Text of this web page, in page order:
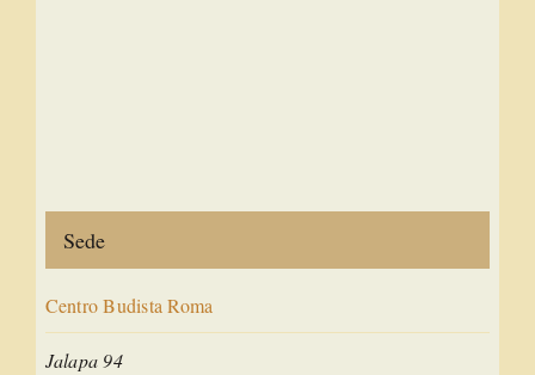
Sede
Centro Budista Roma
Jalapa 94